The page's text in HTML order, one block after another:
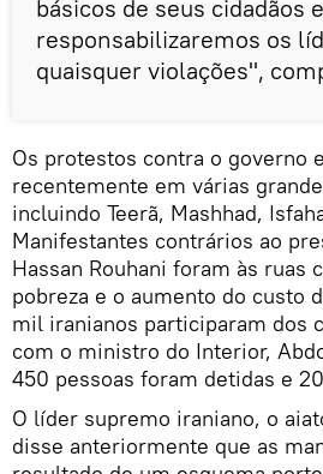
básicos de seus cidadãos e
responsabilizaremos os
quaisquer violações",
Os protestos contra o governo
recentemente em várias
incluindo Teerã, Mashhad,
Manifestantes contrários ao
Hassan Rouhani foram às ruas
pobreza e o aumento do custo
mil iranianos participaram dos
com o ministro do Interior,
450 pessoas foram detidas e
O líder supremo iraniano, o
disse anteriormente que as